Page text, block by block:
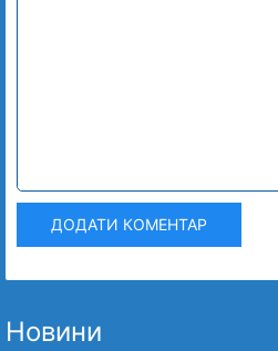
ДОДАТИ КОМЕНТАР
Новини